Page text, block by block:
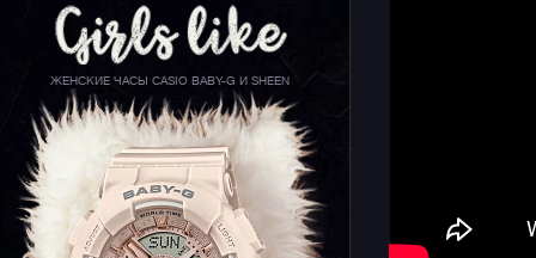
ЖЕНСКИЕ ЧАСЫ CASIO BABY-G И SHEEN
G-
STORE